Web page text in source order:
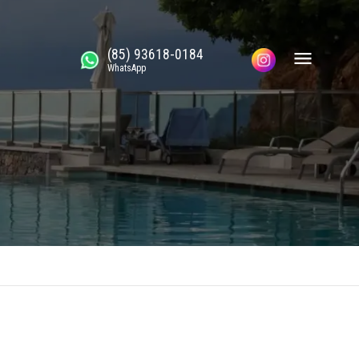
(85) 93618-0184
WhatsApp